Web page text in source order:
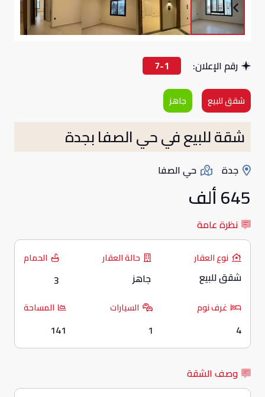
رقم الإعلان: 7-1
شقق للبيع جاهز
شقة للبيع في حي الصفا بجدة
جدة حي الصفا
645 ألف
نظرة عامة
نوع العقار
شقق للبيع
حالة العقار
جاهز
الحمام
3
غرف نوم
4
السيارات
1
المساحة
141
وصف الشقة